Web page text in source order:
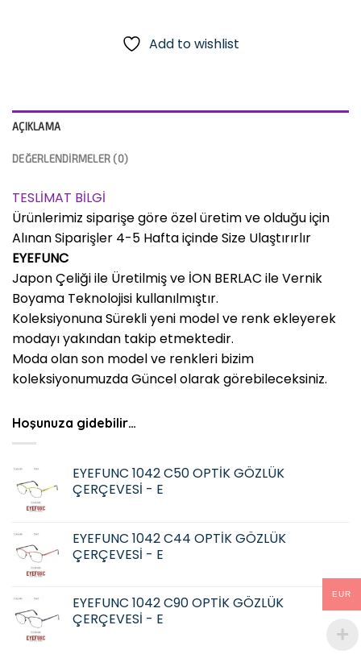
Add to wishlist
AÇIKLAMA
DEĞERLENDIRMELER (0)
TESLİMAT BİLGİ
Ürünlerimiz siparişe göre özel üretim ve olduğu için
Alınan Siparişler 4-5 Hafta içinde Size Ulaştırırlır
EYEFUNC
Japon Çeliği ile Üretilmiş ve İON BERLAC ile Vernik
Boyama Teknolojisi kullanılmıştır.
Koleksiyonuna Sürekli yeni model ve renk ekleyerek
modayı yakından takip etmektedir.
Moda olan son model ve renkleri bizim
koleksiyonumuzda Güncel olarak görebileceksiniz.
Hoşunuza gidebilir…
EYEFUNC 1042 C50 OPTİK GÖZLÜK
ÇERÇEVESİ - E
EYEFUNC 1042 C44 OPTİK GÖZLÜK
ÇERÇEVESİ - E
EYEFUNC 1042 C90 OPTİK GÖZLÜK
ÇERÇEVESİ - E
EUR